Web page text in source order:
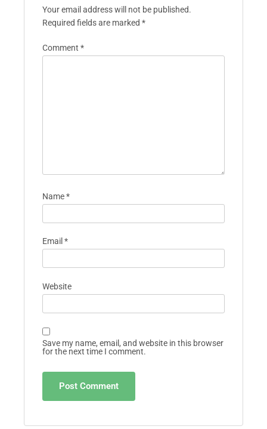
Your email address will not be published.
Required fields are marked *
Comment *
Name*
Email *
Website
Save my name, email, and website in this browser
for the next time I comment.